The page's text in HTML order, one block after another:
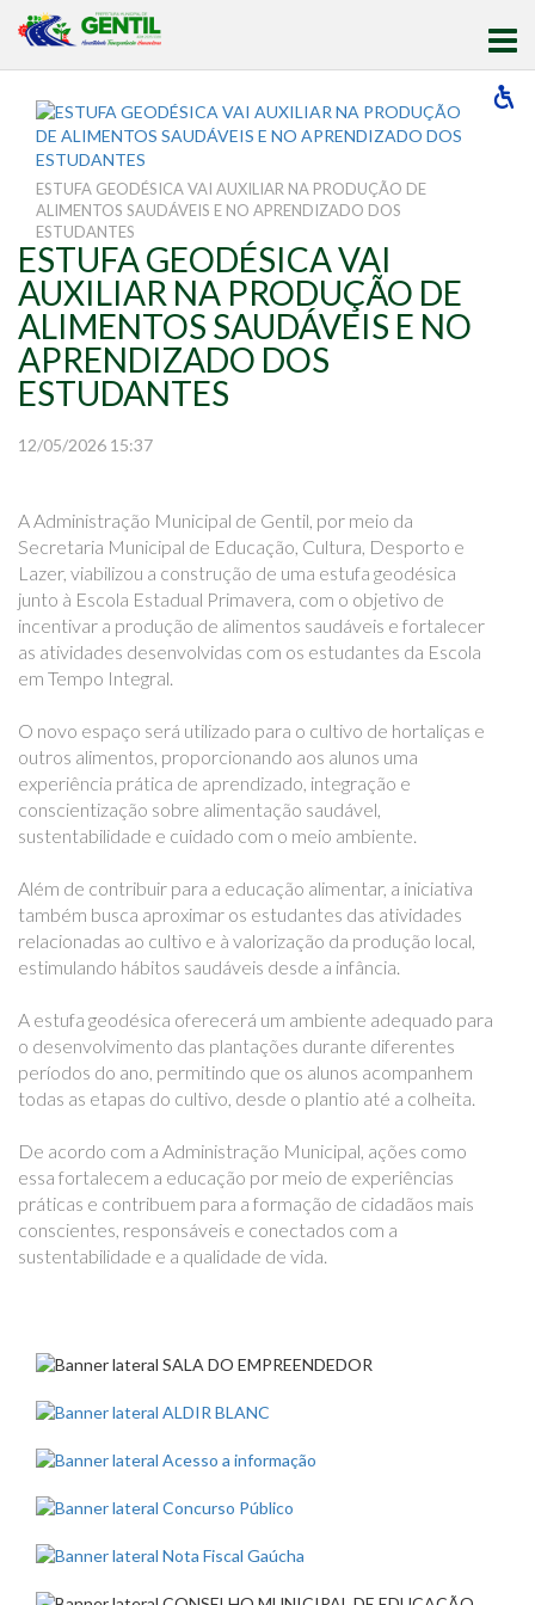
ESTUFA GEODÉSICA VAI AUXILIAR NA PRODUÇÃO DE
ALIMENTOS SAUDÁVEIS E NO APRENDIZADO DOS
ESTUDANTES
ESTUFA GEODÉSICA VAI
AUXILIAR NA PRODUÇÃO DE
ALIMENTOS SAUDÁVEIS E NO
APRENDIZADO DOS
ESTUDANTES
12/05/2026 15:37
A Administração Municipal de Gentil, por meio da
Secretaria Municipal de Educação, Cultura, Desporto e
Lazer, viabilizou a construção de uma estufa geodésica
junto à Escola Estadual Primavera, com o objetivo de
incentivar a produção de alimentos saudáveis e fortalecer
as atividades desenvolvidas com os estudantes da Escola
em Tempo Integral.
O novo espaço será utilizado para o cultivo de hortaliças e
outros alimentos, proporcionando aos alunos uma
experiência prática de aprendizado, integração e
conscientização sobre alimentação saudável,
sustentabilidade e cuidado com o meio ambiente.
Além de contribuir para a educação alimentar, a iniciativa
também busca aproximar os estudantes das atividades
relacionadas ao cultivo e à valorização da produção local,
estimulando hábitos saudáveis desde a infância.
A estufa geodésica oferecerá um ambiente adequado para
o desenvolvimento das plantações durante diferentes
períodos do ano, permitindo que os alunos acompanhem
todas as etapas do cultivo, desde o plantio até a colheita.
De acordo com a Administração Municipal, ações como
essa fortalecem a educação por meio de experiências
práticas e contribuem para a formação de cidadãos mais
conscientes, responsáveis e conectados com a
sustentabilidade e a qualidade de vida.